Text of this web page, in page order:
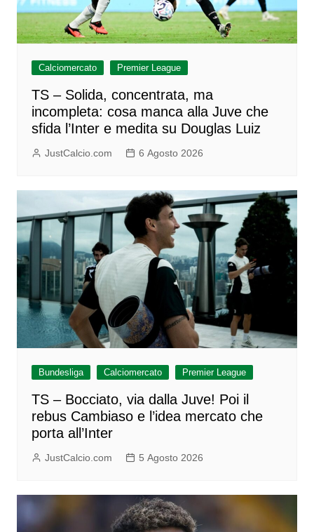
Calciomercato Premier League
TS – Solida, concentrata, ma
incompleta: cosa manca alla Juve che
sfida l’Inter e medita su Douglas Luiz
JustCalcio.com 6 Agosto 2026
Bundesliga Calciomercato Premier League
TS – Bocciato, via dalla Juve! Poi il
rebus Cambiaso e l’idea mercato che
porta all’Inter
JustCalcio.com 5 Agosto 2026